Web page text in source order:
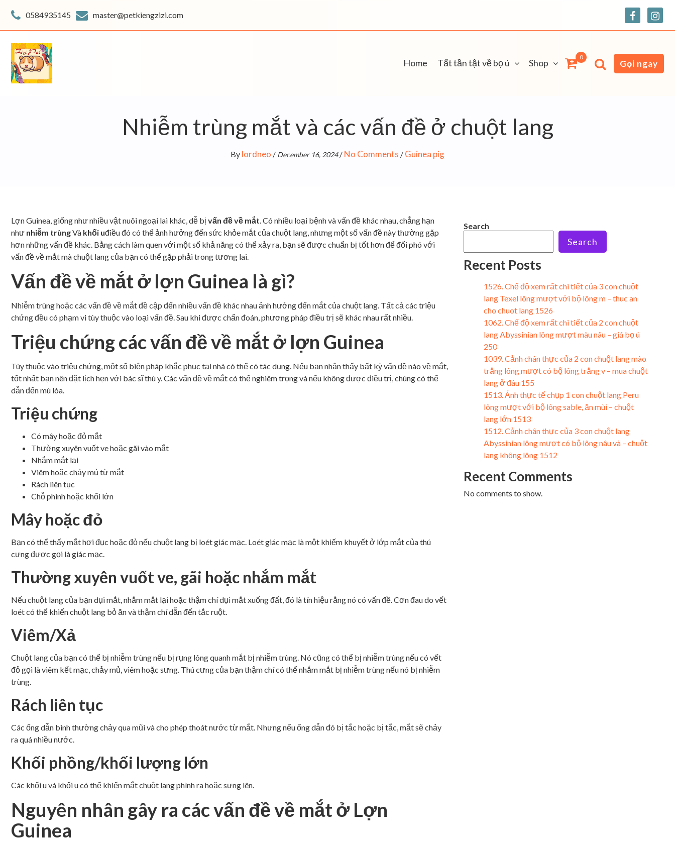
content
0584935145 master@petkiengzizi.com
Home Tất tần tật về bọ ú Shop
0
Gọi ngay
Nhiễm trùng mắt và các vấn đề ở chuột lang
By lordneo / December 16, 2024/ No Comments / Guinea pig
Lợn Guinea, giống như nhiều vật nuôi ngoại lai khác, dễ bị vấn đề về mắt.Có nhiều loại bệnh và vấn đề khác nhau, chẳng hạn
như nhiễm trùngVà khối uđiều đó có thể ảnh hưởng đến sức khỏe mắt của chuột lang, nhưng một số vấn đề này thường gặp
hơn những vấn đề khác. Bằng cách làm quen với một số khả năng có thể xảy ra, bạn sẽ được chuẩn bị tốt hơn để đối phó với
vấn đề về mắt mà chuột lang của bạn có thể gặp phải trong tương lai.
Vấn đề về mắt ở lợn Guinea là gì?
Nhiễm trùng hoặc các vấn đề về mắt đề cập đến nhiều vấn đề khác nhau ảnh hưởng đến mắt của chuột lang. Tất cả các triệu
chứng đều có phạm vi tùy thuộc vào loại vấn đề. Sau khi được chẩn đoán, phương pháp điều trị sẽ khác nhau rất nhiều.
Triệu chứng các vấn đề về mắt ở lợn Guinea
Tùy thuộc vào triệu chứng, một số biện pháp khắc phục tại nhà có thể có tác dụng. Nếu bạn nhận thấy bất kỳ vấn đề nào về mắt,
tốt nhất bạn nên đặt lịch hẹn với bác sĩ thú y. Các vấn đề về mắt có thể nghiêm trọng và nếu không được điều trị, chúng có thể
dẫn đến mù lòa.
Triệu chứng
Có mây hoặc đỏ mắt
Thường xuyên vuốt ve hoặc gãi vào mắt
Nhắm mắt lại
Viêm hoặc chảy mủ từ mắt
Rách liên tục
Chỗ phình hoặc khối lớn
Mây hoặc đỏ
Bạn có thể thấy mắt hơi đục hoặc đỏ nếu chuột lang bị loét giác mạc. Loét giác mạc là một khiếm khuyết ở lớp mắt của thú
cưng được gọi là giác mạc.
Thường xuyên vuốt ve, gãi hoặc nhắm mắt
Nếu chuột lang của bạn dụi mắt, nhắm mắt lại hoặc thậm chí dụi mắt xuống đất, đó là tín hiệu rằng nó có vấn đề. Cơn đau do vết
loét có thể khiến chuột lang bỏ ăn và thậm chí dẫn đến tắc ruột.
Viêm/Xả
Chuột lang của bạn có thể bị nhiễm trùng nếu bị rụng lông quanh mắt bị nhiễm trùng. Nó cũng có thể bị nhiễm trùng nếu có vết
đỏ gọi là viêm kết mạc, chảy mủ, viêm hoặc sưng. Thú cưng của bạn thậm chí có thể nhắm mắt bị nhiễm trùng nếu nó bị nhiễm
trùng.
Rách liên tục
Các ống dẫn bình thường chảy qua mũi và cho phép thoát nước từ mắt. Nhưng nếu ống dẫn đó bị tắc hoặc bị tắc, mắt sẽ chảy
ra quá nhiều nước.
Khối phồng/khối lượng lớn
Các khối u và khối u có thể khiến mắt chuột lang phình ra hoặc sưng lên.
Nguyên nhân gây ra các vấn đề về mắt ở Lợn
Guinea
Search
Search
Recent Posts
1526. Chế độ xem rất chi tiết của 3 con chuột
lang Texel lông mượt với bộ lông m – thuc an
cho chuot lang 1526
1062. Chế độ xem rất chi tiết của 2 con chuột
lang Abyssinian lông mượt màu nâu – giá bọ ú
250
1039. Cảnh chân thực của 2 con chuột lang mào
trắng lông mượt có bộ lông trắng v – mua chuột
lang ở đâu 155
1513. Ảnh thực tế chụp 1 con chuột lang Peru
lông mượt với bộ lông sable, ăn mùi – chuột
lang lớn 1513
1512. Cảnh chân thực của 3 con chuột lang
Abyssinian lông mượt có bộ lông nâu và – chuột
lang không lông 1512
Recent Comments
No comments to show.